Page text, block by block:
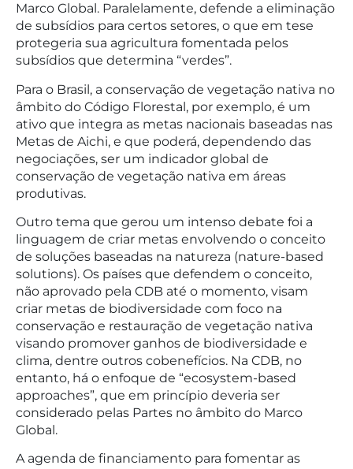
Marco Global. Paralelamente, defende a eliminação
de subsídios para certos setores, o que em tese
protegeria sua agricultura fomentada pelos
subsídios que determina “verdes”.
Para o Brasil, a conservação de vegetação nativa no
âmbito do Código Florestal, por exemplo, é um
ativo que integra as metas nacionais baseadas nas
Metas de Aichi, e que poderá, dependendo das
negociações, ser um indicador global de
conservação de vegetação nativa em áreas
produtivas.
Outro tema que gerou um intenso debate foi a
linguagem de criar metas envolvendo o conceito
de soluções baseadas na natureza (nature-based
solutions). Os países que defendem o conceito,
não aprovado pela CDB até o momento, visam
criar metas de biodiversidade com foco na
conservação e restauração de vegetação nativa
visando promover ganhos de biodiversidade e
clima, dentre outros cobenefícios. Na CDB, no
entanto, há o enfoque de “ecosystem-based
approaches”, que em princípio deveria ser
considerado pelas Partes no âmbito do Marco
Global.
A agenda de financiamento para fomentar as